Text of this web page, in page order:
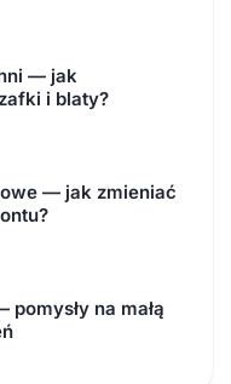
— jak
i blaty?
— jak zmieniać
na małą